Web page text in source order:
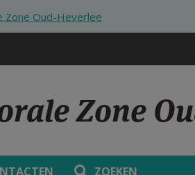
Zone Oud-Heverlee
Zone
ZOEKEN